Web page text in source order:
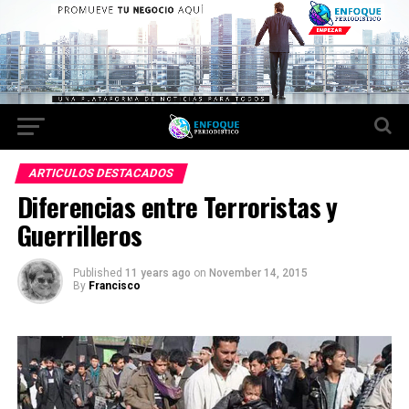
ARTICULOS DESTACADOS
Diferencias entre Terroristas y
Guerrilleros
Published 11 years ago on November 14, 2015
By Francisco